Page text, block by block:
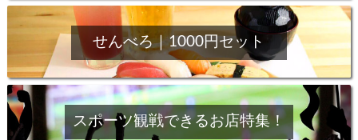
せんべろ｜1000円セット
スポーツ観戦できるお店特集！